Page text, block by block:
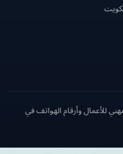
للأعمال وأرقام الهواتف في